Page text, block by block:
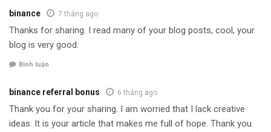
binance 7 tháng ago
Thanks for sharing. I read many of your blog posts, cool, your
blog is very good.
Bình luận
binance referral bonus 6 tháng ago
Thank you for your sharing. I am worried that I lack creative
ideas. It is your article that makes me full of hope. Thank you.